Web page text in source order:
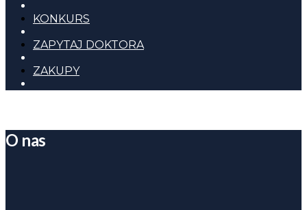
KONKURS
ZAPYTAJ DOKTORA
ZAKUPY
O nas